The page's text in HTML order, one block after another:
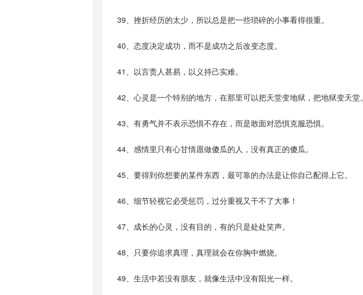
39、挫折经历的太少，所以总是把一些琐碎的小事看得很重。
40、态度决定成功，而不是成功之后改变态度。
41、以言责人甚易，以义持己实难。
42、心灵是一个特别的地方，在那里可以把天堂变地狱，把地狱变天堂。
43、有勇气并不表示恐惧不存在，而是敢面对恐惧克服恐惧。
44、感情里只有心甘情愿做傻瓜的人，没有真正的傻瓜。
45、要得到你想要的某件东西，最可靠的办法是让你自己配得上它。
46、细节轻视它必受惩罚，过分重视又干不了大事！
47、成长的心灵，没有目的，有的只是处处笑声。
48、只要你追求真理，真理就会在你胸中燃烧。
49、生活中若没有朋友，就像生活中没有阳光一样。